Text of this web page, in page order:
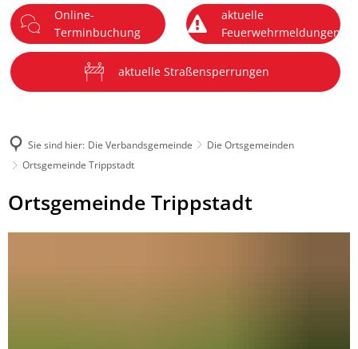
Menü
Online-
Terminbuchung
aktuelle
Feuerwehrmeldungen
aktuelle Straßensperrungen
Sie sind hier: Die Verbandsgemeinde
Die Ortsgemeinden
Ortsgemeinde Trippstadt
Ortsgemeinde
Trippstadt
Ortsgemeinde Trippstadt